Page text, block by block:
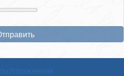
Упражнения